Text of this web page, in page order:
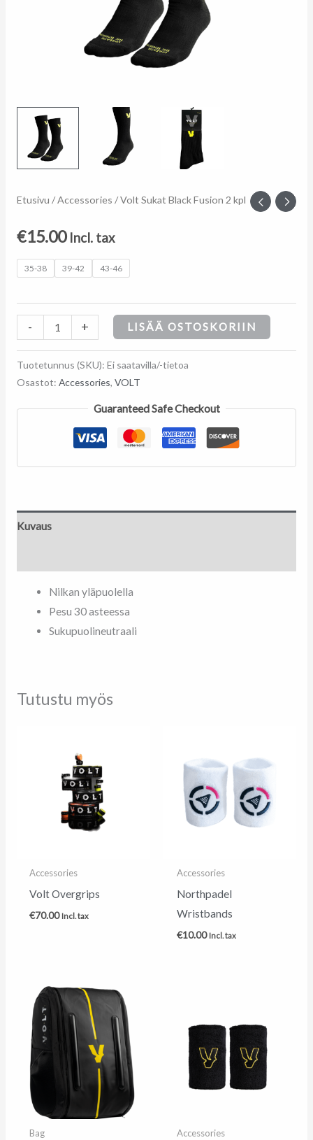
Etusivu /Accessories / Volt Sukat Black Fusion 2 kpl
€15.00 Incl. tax
35-38 39-42 43-46
-
Volt
Black
Fusion
2
määrä
+ LISÄÄ OSTOSKORIIN
Tuotetunnus (SKU): Ei saatavilla/-tietoa
Osastot: Accessories, VOLT
Guaranteed Safe Checkout
Kuvaus
Nilkan yläpuolella
Pesu 30 asteessa
Sukupuolineutraali
Tutustu myös
Accessories
Volt Overgrips
€70.00 Incl. tax
Accessories
Northpadel
Wristbands
€10.00 Incl. tax
Bag Accessories